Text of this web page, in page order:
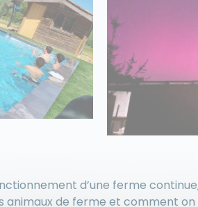
d’une ferme
de ferme et comment on